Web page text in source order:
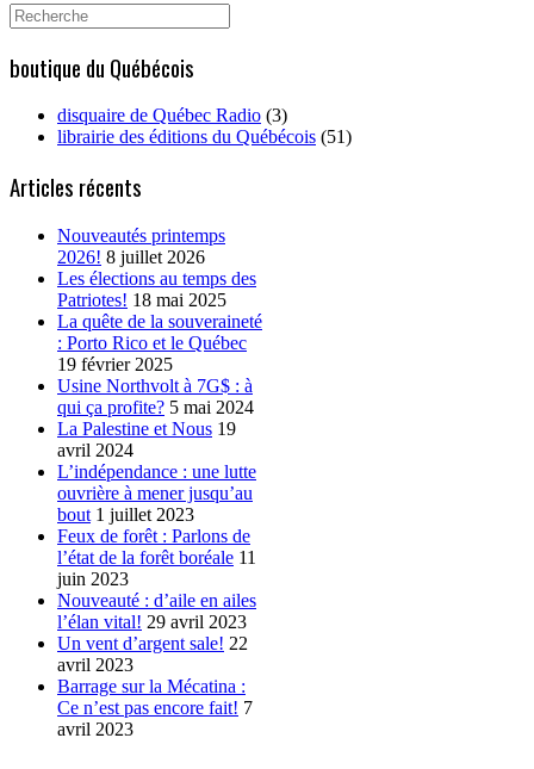
Search
for:
boutique du Québécois
disquaire de Québec Radio (3)
librairie des éditions du Québécois (51)
Articles récents
Nouveautés printemps
2026! 8 juillet 2026
Les élections au temps des
Patriotes! 18 mai 2025
La quête de la souveraineté
: Porto Rico et le Québec
19 février 2025
Usine Northvolt à 7G$ : à
qui ça profite? 5 mai 2024
La Palestine et Nous 19
avril 2024
L’indépendance : une lutte
ouvrière à mener jusqu’au
bout 1 juillet 2023
Feux de forêt : Parlons de
l’état de la forêt boréale 11
juin 2023
Nouveauté : d’aile en ailes
l’élan vital! 29 avril 2023
Un vent d’argent sale! 22
avril 2023
Barrage sur la Mécatina :
Ce n’est pas encore fait! 7
avril 2023